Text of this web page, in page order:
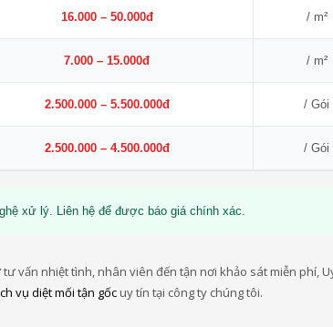
16.000 – 50.000đ / m²
7.000 – 15.000đ / m²
2.500.000 – 5.500.000đ / Gói
2.500.000 – 4.500.000đ / Gói
xử lý. Liên hệ để được báo giá chính xác.
vấn nhiệt tình, nhân viên đến tận nơi khảo sát miễn phí,
vụ diệt mối tận gốcuy tín tại công ty chúng tôi.